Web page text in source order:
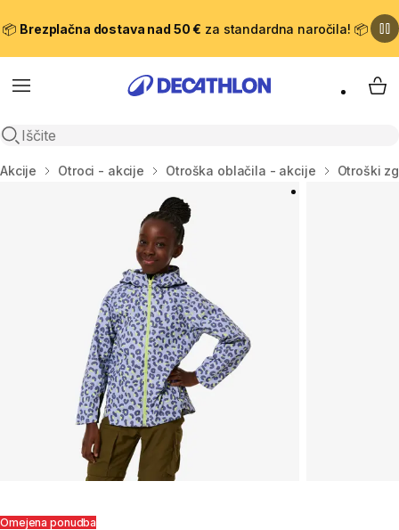
📦 Brezplačna dostava nad 50 € za standardna naročila! 📦
Meni
Odpri iskanje
Domov
Akcije Otroci - akcije Otroška oblačila - akcije Otroški
Omejena ponudba